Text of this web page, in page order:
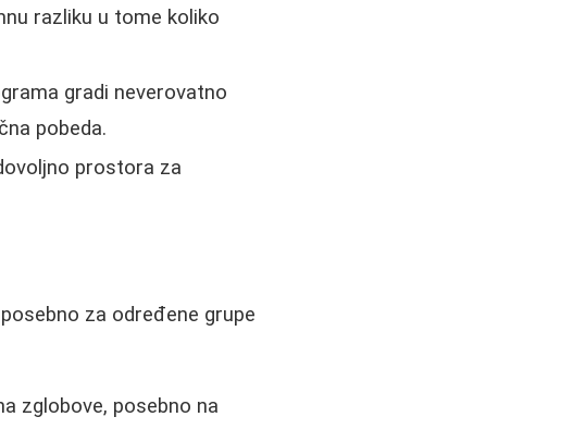
razliku u tome koliko
gradi neverovatno
pobeda.
prostora za
za određene grupe
zglobove, posebno na